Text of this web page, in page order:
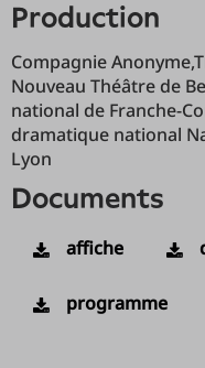
production
Compagnie
Nouveau Théâtre de
national de Franche-
dramatique national
Lyon
documents
affiche
programme